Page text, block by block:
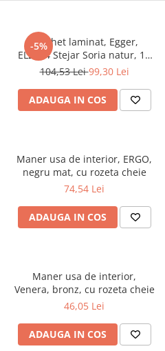
-5%
Parchet laminat, Egger,
EL2064 Stejar Soria natur, 10
mm, 4V, AQ24, Be Simplistic 2
104,53 Lei99,30 Lei
ADAUGA IN COS
Maner usa de interior, ERGO,
negru mat, cu rozeta cheie
74,54 Lei
ADAUGA IN COS
Maner usa de interior,
Venera, bronz, cu rozeta cheie
46,05 Lei
ADAUGA IN COS